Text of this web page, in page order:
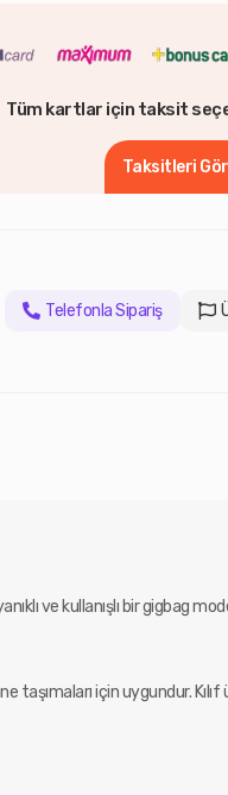
Tüm kartlar için taksit
Taksitleri Gör
Telefonla Sipariş
ve kullanışlı bir gigbag
taşımaları için uygundur.